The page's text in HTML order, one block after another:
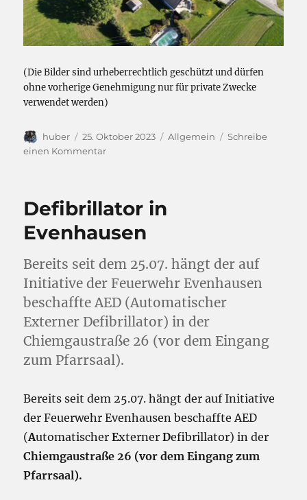
(Die Bilder sind urheberrechtlich geschützt und dürfen
ohne vorherige Genehmigung nur für private Zwecke
verwendet werden)
Autor
huber
Veröffentlicht
am
25. Oktober 2023 Kategorien
Allgemein
Schreibe
einen Kommentarzu
Defibrillator in
Evenhausen
Bereits seit dem 25.07. hängt der auf
Initiative der Feuerwehr Evenhausen
beschaffte AED (Automatischer
Externer Defibrillator) in der
Chiemgaustraße 26 (vor dem Eingang
zum Pfarrsaal).
Bereits seit dem 25.07. hängt der auf Initiative
der Feuerwehr Evenhausen beschaffte AED
(AutomatischerExternerDefibrillator) in der
Chiemgaustraße 26 (vor dem Eingang zum
Pfarrsaal).